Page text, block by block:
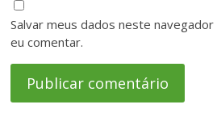
Salvar meus dados neste
eu comentar.